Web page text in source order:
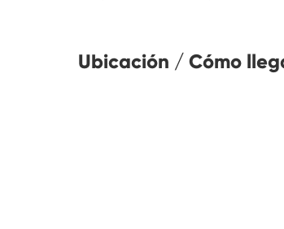
Ubicación / Cómo